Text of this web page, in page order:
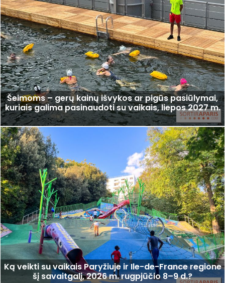
Šeimoms – gerų kainų išvykos ar pigūs pasiūlymai,
kuriais galima pasinaudoti su vaikais, liepos 2027 m.
Ką veikti su vaikais Paryžiuje ir Ile-de-France regione
šį savaitgalį, 2026 m. rugpjūčio 8–9 d.?